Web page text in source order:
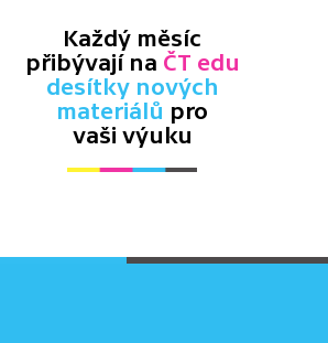
Každý měsíc
přibývají na ČT edu
desítky nových
materiálů pro
vaši výuku